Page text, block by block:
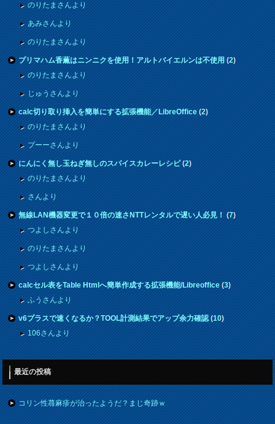
のりたまさんより
あみさんより
のりたまさんより
プリマハム香薫はニンニクを使用！アルトバイエルンは不使用(2)
のりたまさんより
じゅうさんより
calc切り取り挿入を簡単にする拡張機能／LibreOffice(2)
のりたまさんより
プーーさんより
にんにく無し玉ねぎ無しのスパイスカレーレシピ(2)
のりたまさんより
さんより
無線LAN機器変更で１０倍の速さNTTレンタルで遅い人必見！(7)
つよしさんより
のりたまさんより
つよしさんより
calcセル表をTable Htmlへ簡単作成する拡張機能/Libreoffice(3)
ふうさんより
v6プラスで速くなるか？TOOL計測結果でアップ余力確認(10)
106さんより
最近の投稿
コリン性蕁麻疹が治ったようだ？まじ奇跡ｗ